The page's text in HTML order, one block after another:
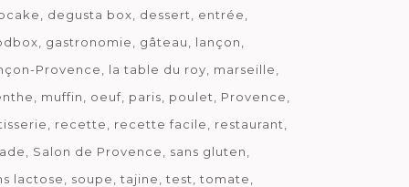
degusta box dessert
entrée
gastronomie gâteau
lançon
Provence
la table du roy
marseille
muffin oeuf paris poulet
Provence
recette recette facile
restaurant
Salon de Provence
sans gluten
lactose
soupe tajine test
tomate